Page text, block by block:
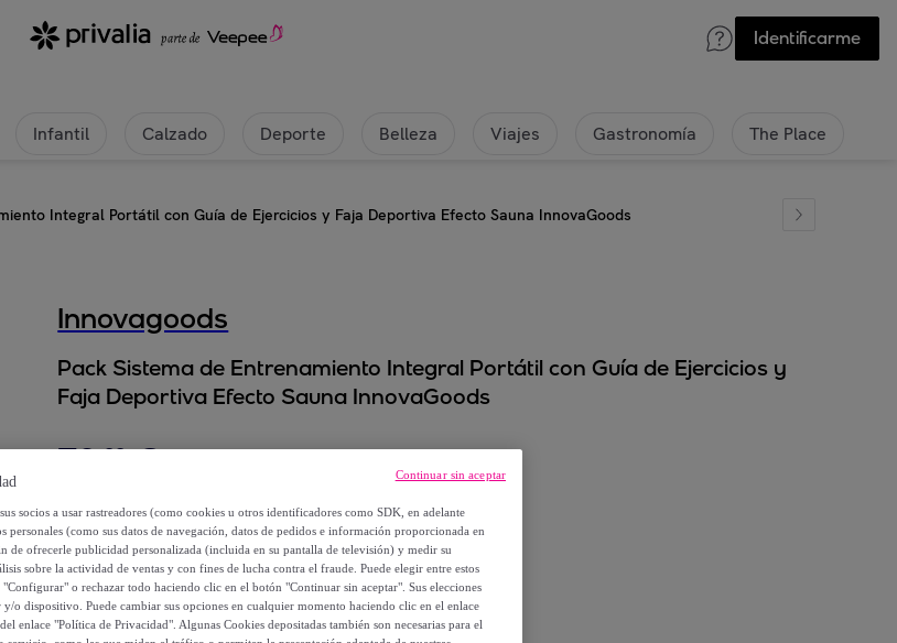
Identificarme
Infantil Calzado Deporte Belleza Viajes Gastronomía The Place
Integral Portátil con Guía de Ejercicios y Faja Deportiva Efecto Sauna InnovaGoods
Innovagoods
Pack Sistema de Entrenamiento Integral Portátil con Guía de Ejercicios y
Faja Deportiva Efecto Sauna InnovaGoods
72,99 €
251, €
-70%
Posible recogida de tu antiguo producto,ver condiciones
socios a usar rastreadores (como cookies u otros identificadores como SDK, en adelante
personales (como sus datos de navegación, datos de pedidos e información proporcionada en
de ofrecerle publicidad personalizada (incluida en su pantalla de televisión) y medir su
sobre la actividad de ventas y con fines de lucha contra el fraude. Puede elegir entre estos
o rechazar todo haciendo clic en el botón "Continuar sin aceptar". Sus elecciones
y/o dispositivo. Puede cambiar sus opciones en cualquier momento haciendo clic en el enlace
enlace "Política de Privacidad". Algunas Cookies depositadas también son necesarias para el
Continuar sin aceptar